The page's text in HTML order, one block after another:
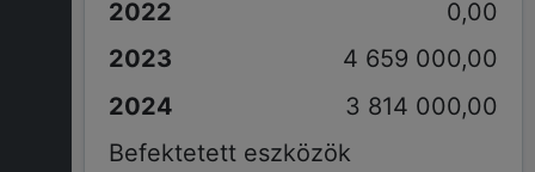
0,00
4 659 000,00
3 814 000,00
Befektetett eszközök